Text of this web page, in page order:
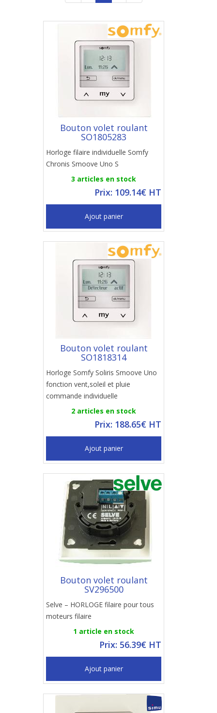
Bouton volet roulant
SO1805283
Horloge filaire individuelle Somfy
Chronis Smoove Uno S
3 articles en stock
Prix: 109.14€ HT
Ajout panier
Bouton volet roulant
SO1818314
Horloge Somfy Soliris Smoove Uno
fonction vent,soleil et pluie
commande individuelle
2 articles en stock
Prix: 188.65€ HT
Ajout panier
Bouton volet roulant
SV296500
Selve – HORLOGE filaire pour tous
moteurs filaire
1 article en stock
Prix: 56.39€ HT
Ajout panier